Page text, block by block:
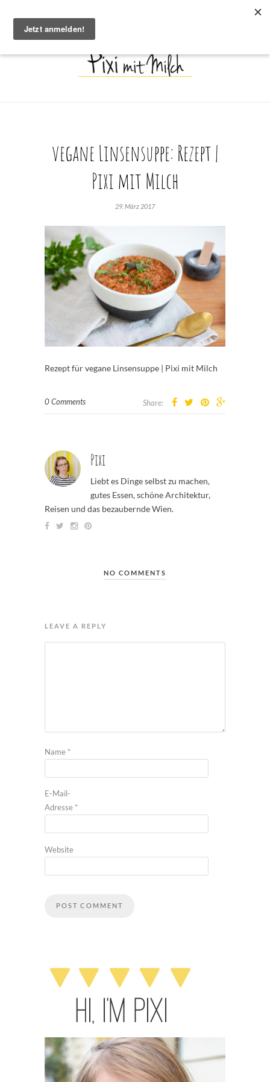
vegane Linsensuppe: Rezept |
Pixi mit Milch
29. März 2017
Rezept für vegane Linsensuppe | Pixi mit Milch
0 Comments Share:
Pixi
Liebt es Dinge selbst zu machen,
gutes Essen, schöne Architektur,
Reisen und das bezaubernde Wien.
NO COMMENTS
LEAVE A REPLY
Name *
E-Mail-
Adresse *
Website